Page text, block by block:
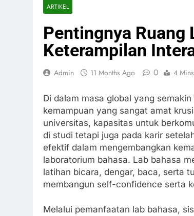
ARTIKEL
Pentingnya
Keterampilan
Admin 11 Months Ago 0 4 Mins
Di dalam masa global yang
kemampuan yang sangat amat
universitas, kapasitas untuk
di studi tetapi juga pada karir
efektif dalam mengembangkan
laboratorium bahasa. Lab bahasa
latihan bicara, dengar, baca, serta
membangun self-confidence serta
Melalui pemanfaatan lab bahasa,